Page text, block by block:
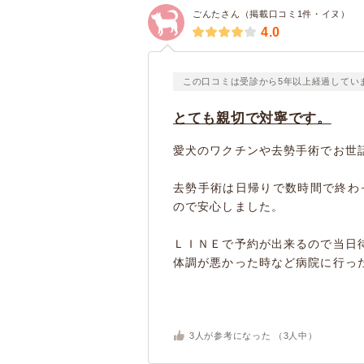
ごんたさん（掲載口コミ1件・イヌ）
4.0
この口コミは受診から5年以上経過してい
とても親切で対寧です。
愛犬のワクチンや去勢手術でお世
去勢手術は日帰りで数時間で終
ので安心しました。
ＬＩＮＥで予約が出来るので当
体調が悪かった時など病院に行
3 人が参考になった （ 3 人中）